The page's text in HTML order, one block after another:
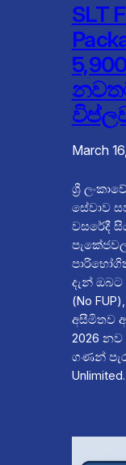
SLT
March
ශ්‍රී
සේවාව
වසරේදී
දැන්
(No
අසීමිතව
2026 නව
ගණන්